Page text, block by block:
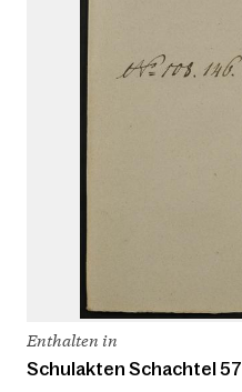
Enthalten in
Schulakten Schachtel 57